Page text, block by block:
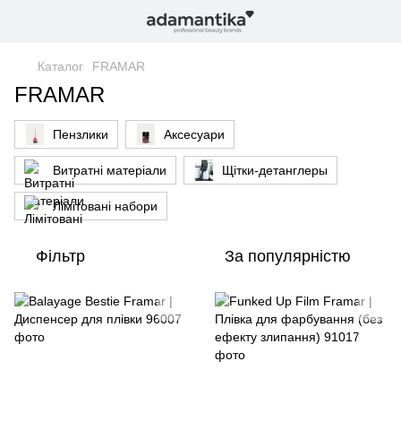
Каталог FRAMAR
FRAMAR
Пензлики Аксесуари
Витратні матеріали Щітки-детанглеры
Лімітовані набори
Фільтр За популярністю